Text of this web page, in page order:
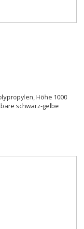
Höhe 1000
schwarz-gelbe